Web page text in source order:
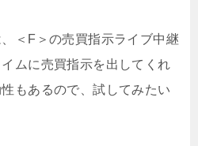
＜F＞の売買指示ライブ中継
ムに売買指示を出してくれ
もあるので、試してみたい